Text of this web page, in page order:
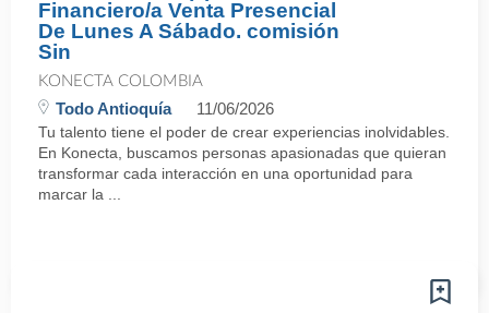
Financiero/a Venta Presencial
De Lunes A Sábado. comisión
Sin
KONECTA COLOMBIA
Todo Antioquía 11/06/2026
Tu talento tiene el poder de crear experiencias inolvidables.
En Konecta, buscamos personas apasionadas que quieran
transformar cada interacción en una oportunidad para
marcar la ...